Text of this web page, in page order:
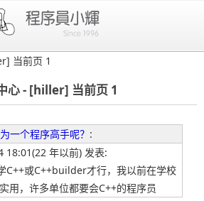
当前页 1
心 - [hiller] 当前页 1
一个程序高手呢？ :
18:01(22 年以前) 发表:
C++或C++builder才行，我以前在学校
用，许多单位都要会C++的程序员